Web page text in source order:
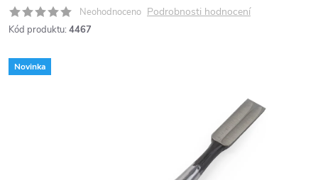
Neohodnoceno Podrobnosti hodnocení
Kód produktu: 4467
Novinka